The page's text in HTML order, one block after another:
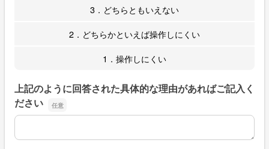
3．どちらともいえない
2．どちらかといえば操作しにくい
1．操作しにくい
上記のように回答された具体的な理由があればご記入く
ださい
上記のように回答された具体的な理由があればご記入くだ